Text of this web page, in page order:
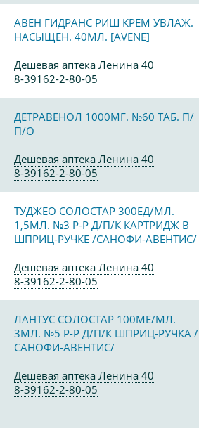
АВЕН ГИДРАНС РИШ КРЕМ УВЛАЖ.
НАСЫЩЕН. 40МЛ. [AVENE]
Дешевая аптека Ленина 40
8-39162-2-80-05
ДЕТРАВЕНОЛ 1000МГ. №60 ТАБ. П/
П/О
Дешевая аптека Ленина 40
8-39162-2-80-05
ТУДЖЕО СОЛОСТАР 300ЕД/МЛ.
1,5МЛ. №3 Р-Р Д/П/К КАРТРИДЖ В
ШПРИЦ-РУЧКЕ /САНОФИ-АВЕНТИС/
Дешевая аптека Ленина 40
8-39162-2-80-05
ЛАНТУС СОЛОСТАР 100МЕ/МЛ.
3МЛ. №5 Р-Р Д/П/К ШПРИЦ-РУЧКА /
САНОФИ-АВЕНТИС/
Дешевая аптека Ленина 40
8-39162-2-80-05